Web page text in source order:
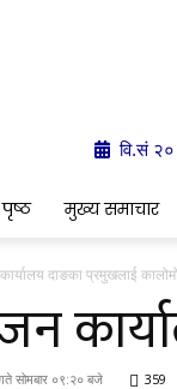
वि.सं
मुख्य समाचार
दाङका प्रमुखलाई
सोमबार ०९:२० बजे 359